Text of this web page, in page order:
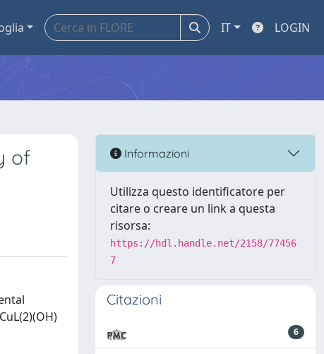
IT LOGIN
of
Informazioni
Utilizza questo identificatore per
citare o creare un link a questa
risorsa:
https://hdl.handle.net/2158/77456
7
Citazioni
6